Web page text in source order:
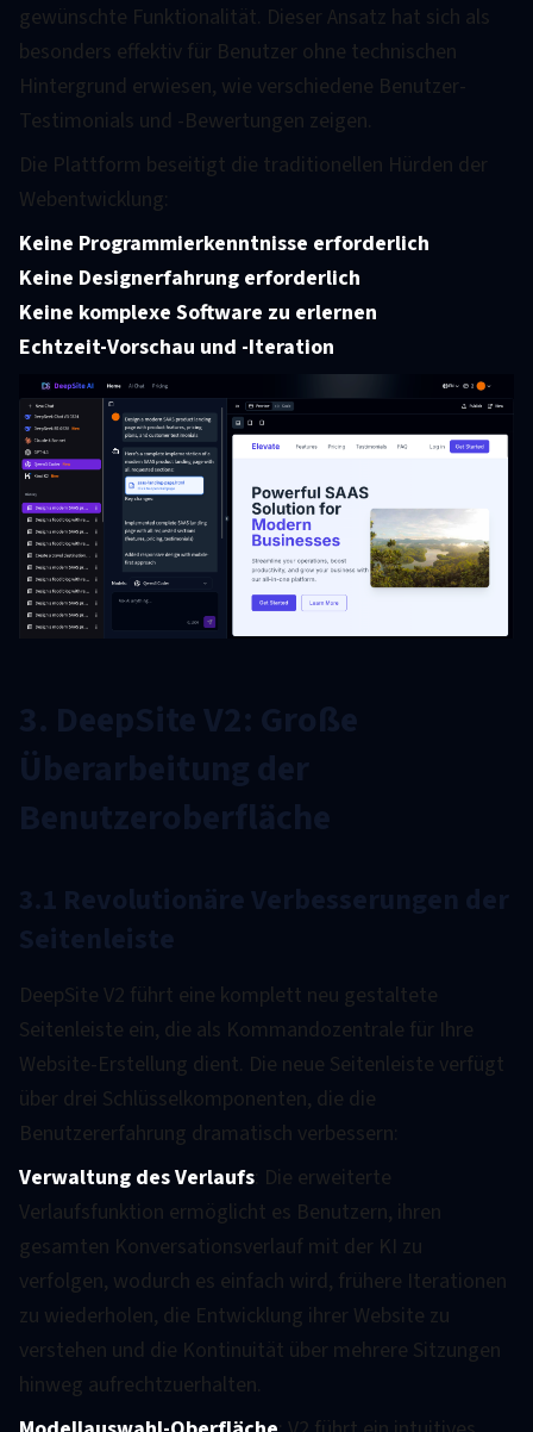
gewünschte Funktionalität. Dieser Ansatz hat sich als
besonders effektiv für Benutzer ohne technischen
Hintergrund erwiesen, wie verschiedene Benutzer-
Testimonials und -Bewertungen zeigen.
Die Plattform beseitigt die traditionellen Hürden der
Webentwicklung:
Keine Programmierkenntnisse erforderlich
Keine Designerfahrung erforderlich
Keine komplexe Software zu erlernen
Echtzeit-Vorschau und -Iteration
3. DeepSite V2: Große
Überarbeitung der
Benutzeroberfläche
3.1 Revolutionäre Verbesserungen der
Seitenleiste
DeepSite V2 führt eine komplett neu gestaltete
Seitenleiste ein, die als Kommandozentrale für Ihre
Website-Erstellung dient. Die neue Seitenleiste verfügt
über drei Schlüsselkomponenten, die die
Benutzererfahrung dramatisch verbessern:
Verwaltung des Verlaufs: Die erweiterte
Verlaufsfunktion ermöglicht es Benutzern, ihren
gesamten Konversationsverlauf mit der KI zu
verfolgen, wodurch es einfach wird, frühere Iterationen
zu wiederholen, die Entwicklung ihrer Website zu
verstehen und die Kontinuität über mehrere Sitzungen
hinweg aufrechtzuerhalten.